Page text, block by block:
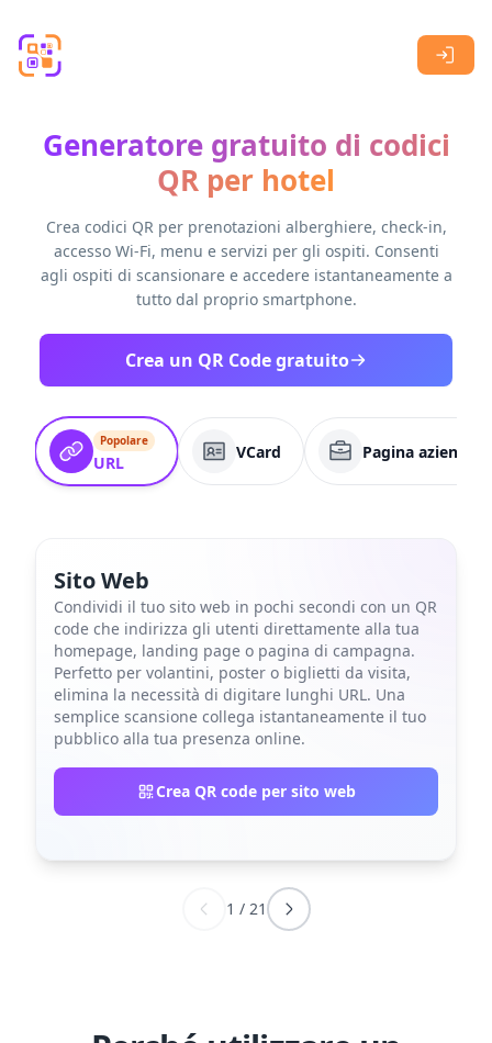
Generatore gratuito di codici
QR per hotel
Crea codici QR per prenotazioni alberghiere, check-in,
accesso Wi-Fi, menu e servizi per gli ospiti. Consenti
agli ospiti di scansionare e accedere istantaneamente a
tutto dal proprio smartphone.
Crea un QR Code gratuito
Popolare
URL
VCard Pagina aziendale
Sito Web
Condividi il tuo sito web in pochi secondi con un QR
code che indirizza gli utenti direttamente alla tua
homepage, landing page o pagina di campagna.
Perfetto per volantini, poster o biglietti da visita,
elimina la necessità di digitare lunghi URL. Una
semplice scansione collega istantaneamente il tuo
pubblico alla tua presenza online.
Crea QR code per sito web
1 / 21